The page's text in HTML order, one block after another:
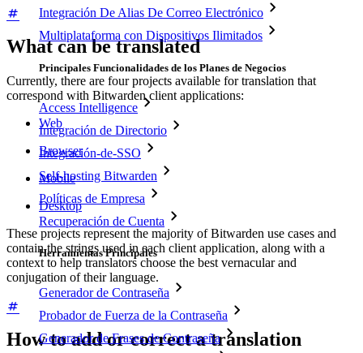
Integración De Alias De Correo Electrónico
Multiplataforma con Dispositivos Ilimitados
Principales Funcionalidades de los Planes de Negocios
Access Intelligence
Integración de Directorio
Integración-de-SSO
Self-hosting Bitwarden
Políticas de Empresa
Recuperación de Cuenta
Herramientas Principales
Generador de Contraseña
Probador de Fuerza de la Contraseña
Generador de Frases de Contraseña
What can be translated
Currently, there are four projects available for translation that
correspond with Bitwarden client applications:
Web
Browser
Mobile
Desktop
These projects represent the majority of Bitwarden use cases and
contain the strings used in each client application, along with a
context to help translators choose the best vernacular and
conjugation of their language.
How to add or correct a translation